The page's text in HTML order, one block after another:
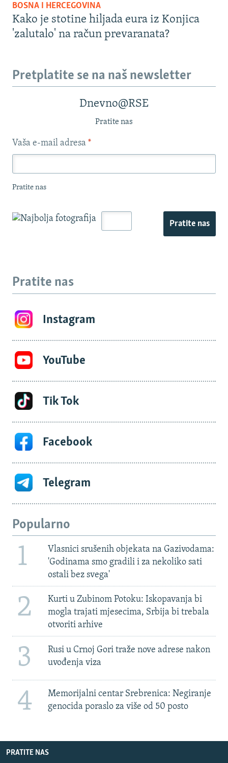
BOSNA I HERCEGOVINA
Kako je stotine hiljada eura iz Konjica
'zalutalo' na račun prevaranata?
Pretplatite se na naš newsletter
Dnevno@RSE
Pratite nas
Vaša e-mail adresa *
Pratite nas
Pratite nas
Pratite nas
Instagram
YouTube
Tik Tok
Facebook
Telegram
Popularno
1
Vlasnici srušenih objekata na Gazivodama:
'Godinama smo gradili i za nekoliko sati
ostali bez svega'
2
Kurti u Zubinom Potoku: Iskopavanja bi
mogla trajati mjesecima, Srbija bi trebala
otvoriti arhive
3
Rusi u Crnoj Gori traže nove adrese nakon
uvođenja viza
4
Memorijalni centar Srebrenica: Negiranje
genocida poraslo za više od 50 posto
PRATITE NAS